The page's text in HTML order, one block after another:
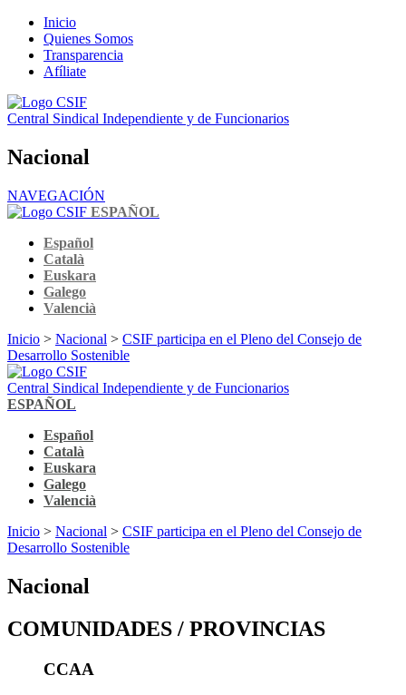
Inicio
Quienes Somos
Transparencia
Afíliate
Central Sindical Independiente y de Funcionarios
Nacional
NAVEGACIÓN
ESPAÑOL
Español
Català
Euskara
Galego
Valencià
Inicio > Nacional > CSIF participa en el Pleno del Consejo de
Desarrollo Sostenible
Central Sindical Independiente y de Funcionarios
ESPAÑOL
Español
Català
Euskara
Galego
Valencià
Inicio > Nacional > CSIF participa en el Pleno del Consejo de
Desarrollo Sostenible
Nacional
COMUNIDADES / PROVINCIAS
CCAA